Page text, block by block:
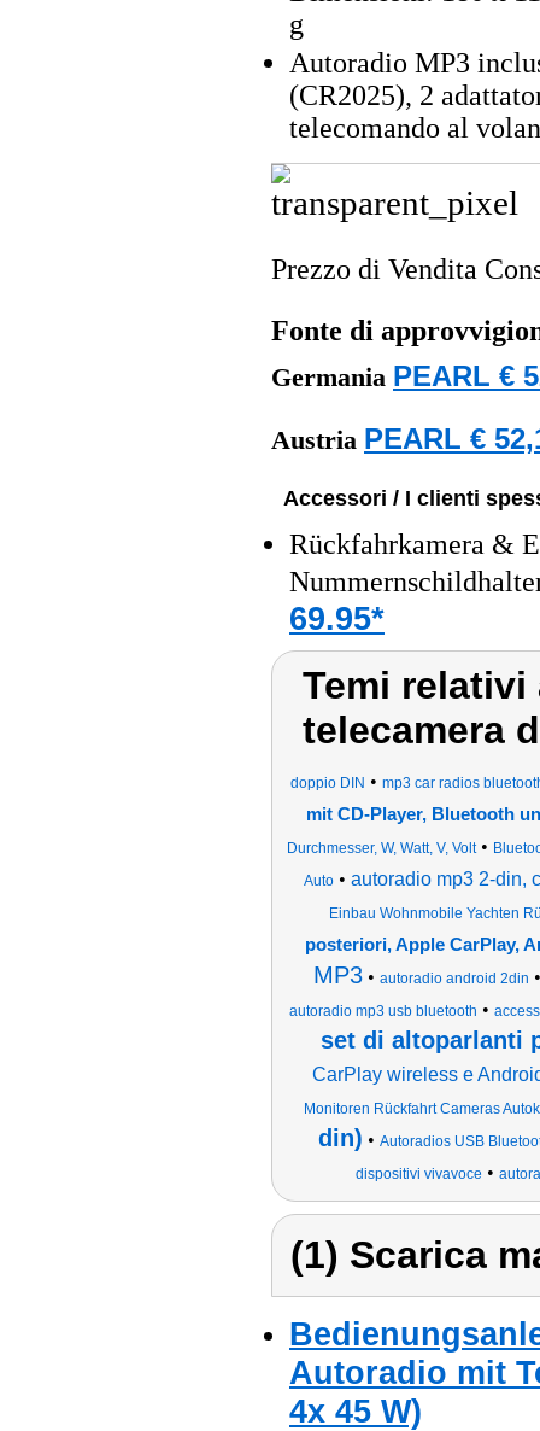
g
Autoradio MP3
(CR2025), 2
telecomando al
Prezzo di Vendita
Fonte di
Germania PEARL €
Austria PEARL €
Accessori / I clienti
Rückfahrkamera &
69.95*
Temi
telecamera
doppio DIN • mp3 car radios
mit CD-Player, Bluetooth
Durchmesser, W, Watt, V, Volt•
Auto• autoradio mp3 2-din,
Einbau Wohnmobile Yachten
posteriori, Apple CarPlay,
MP3• autoradio android 2din
autoradio mp3 usb bluetooth •
set di altoparlanti
CarPlay wireless e
Monitoren Rückfahrt Cameras
din) • Autoradios USB
dispositivi vivavoce •
(1) Scarica
Autoradio mit
4x 45 W)